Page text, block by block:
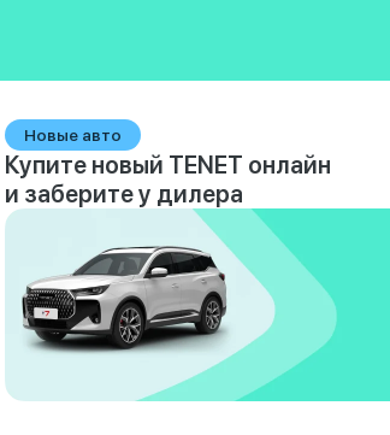
Новые авто
Купите новый TENET онлайн
и заберите у дилера